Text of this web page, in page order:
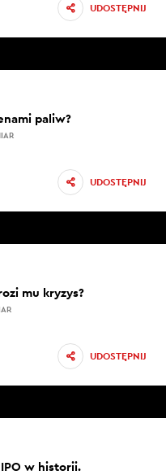
UDOSTĘPNIJ
paliw?
UDOSTĘPNIJ
mu kryzys?
UDOSTĘPNIJ
w historii.